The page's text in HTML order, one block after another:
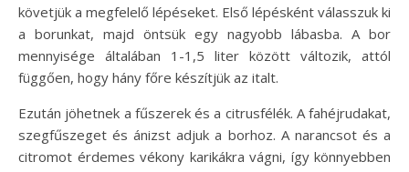
követjük a megfelelő lépéseket. Első lépésként válasszuk ki
a borunkat, majd öntsük egy nagyobb lábasba. A bor
mennyisége általában 1-1,5 liter között változik, attól
függően, hogy hány főre készítjük az italt.
Ezután jöhetnek a fűszerek és a citrusfélék. A fahéjrudakat,
szegfűszeget és ánizst adjuk a borhoz. A narancsot és a
citromot érdemes vékony karikákra vágni, így könnyebben